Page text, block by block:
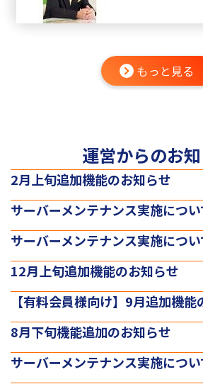
もっと見る
運営からのお
2月上旬追加機能のお知らせ
サーバーメンテナンス実施につい
サーバーメンテナンス実施につい
12月上旬追加機能のお知らせ
【有料会員様向け】9月追加機能
8月下旬機能追加のお知らせ
サーバーメンテナンス実施につい